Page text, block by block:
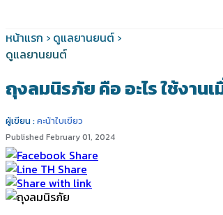
หน้าแรก › ดูแลยานยนต์ ›
ดูแลยานยนต์
ถุงลมนิรภัย คือ อะไร ใช้งาน
ผู้เขียน :คะน้าใบเขียว
Published February 01, 2024